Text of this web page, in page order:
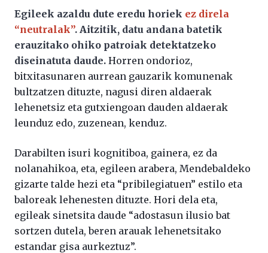
Egileek azaldu dute eredu horiek ez direla
“neutralak”. Aitzitik, datu andana batetik
erauzitako ohiko patroiak detektatzeko
diseinatuta daude. Horren ondorioz,
bitxitasunaren aurrean gauzarik komunenak
bultzatzen dituzte, nagusi diren aldaerak
lehenetsiz eta gutxiengoan dauden aldaerak
leunduz edo, zuzenean, kenduz.
Darabilten isuri kognitiboa, gainera, ez da
nolanahikoa, eta, egileen arabera, Mendebaldeko
gizarte talde hezi eta “pribilegiatuen” estilo eta
baloreak lehenesten dituzte. Hori dela eta,
egileak sinetsita daude “adostasun ilusio bat
sortzen dutela, beren arauak lehenetsitako
estandar gisa aurkeztuz”.